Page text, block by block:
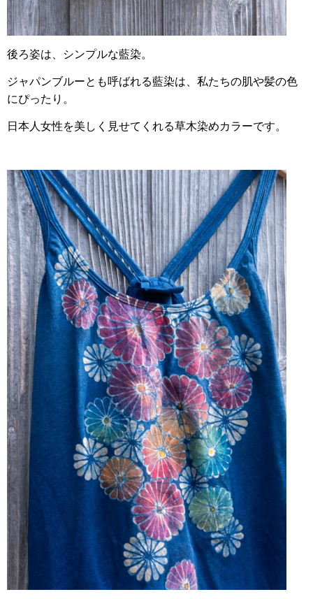
後ろ姿は、シンプルな藍染。
ジャパンブルーとも呼ばれる藍染は、私たちの肌や髪の色
にぴったり。
日本人女性を美しく見せてくれる草木染めカラーです。